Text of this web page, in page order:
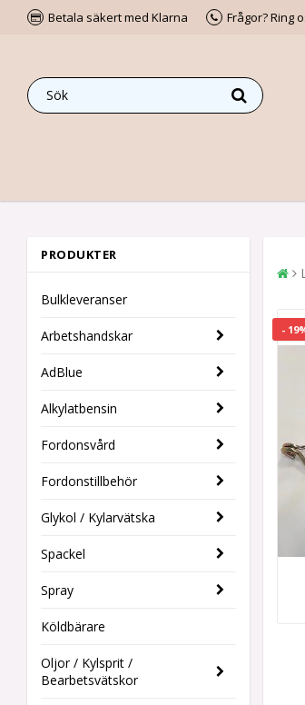
Betala säkert med Klarna Frågor? Ring
PRODUKTER
Bulkleveranser
Arbetshandskar
AdBlue
Alkylatbensin
Fordonsvård
Fordonstillbehör
Glykol / Kylarvätska
Spackel
Spray
Köldbärare
Oljor / Kylsprit /
Bearbetsvätskor
-